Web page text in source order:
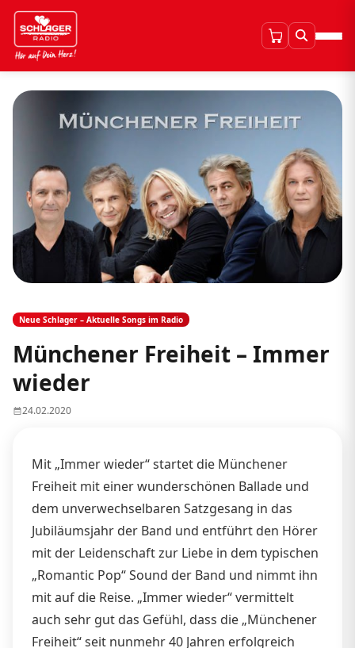
Neue Schlager – Aktuelle Songs im Radio
Münchener Freiheit – Immer
wieder
24.02.2020
Mit „Immer wieder“ startet die Münchener
Freiheit mit einer wunderschönen Ballade und
dem unverwechselbaren Satzgesang in das
Jubiläumsjahr der Band und entführt den Hörer
mit der Leidenschaft zur Liebe in dem typischen
„Romantic Pop“ Sound der Band und nimmt ihn
mit auf die Reise. „Immer wieder“ vermittelt
auch sehr gut das Gefühl, dass die „Münchener
Freiheit“ seit nunmehr 40 Jahren erfolgreich